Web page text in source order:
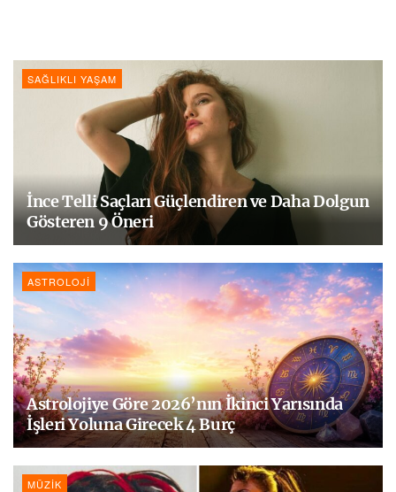
SAĞLIKLI YAŞAM
İnce Telli Saçları Güçlendiren ve Daha Dolgun
Gösteren 9 Öneri
ASTROLOJI
Astrolojiye Göre 2026’nın İkinci Yarısında
İşleri Yoluna Girecek 4 Burç
MÜZIK